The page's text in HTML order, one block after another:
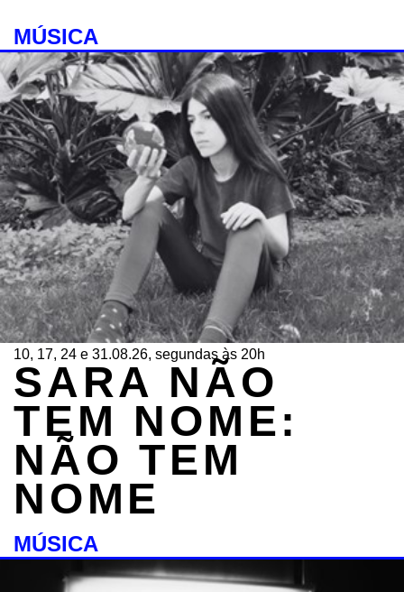
MÚSICA
10, 17, 24 e 31.08.26, segundas às 20h
SARA NÃO
TEM NOME:
NÃO TEM
NOME
MÚSICA